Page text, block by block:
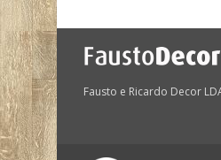
Fausto e Ricardo Decor